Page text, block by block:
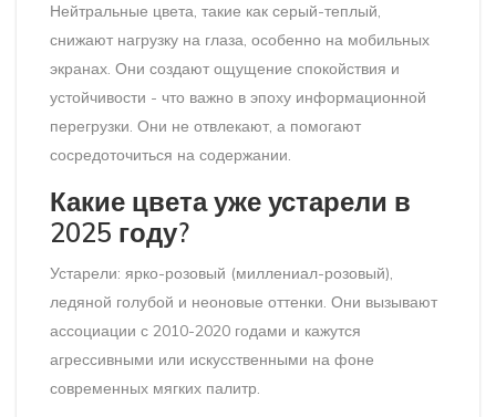
Нейтральные цвета, такие как серый-теплый,
снижают нагрузку на глаза, особенно на мобильных
экранах. Они создают ощущение спокойствия и
устойчивости - что важно в эпоху информационной
перегрузки. Они не отвлекают, а помогают
сосредоточиться на содержании.
Какие цвета уже устарели в
2025 году?
Устарели: ярко-розовый (миллениал-розовый),
ледяной голубой и неоновые оттенки. Они вызывают
ассоциации с 2010-2020 годами и кажутся
агрессивными или искусственными на фоне
современных мягких палитр.